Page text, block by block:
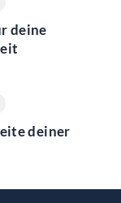
deine
deiner